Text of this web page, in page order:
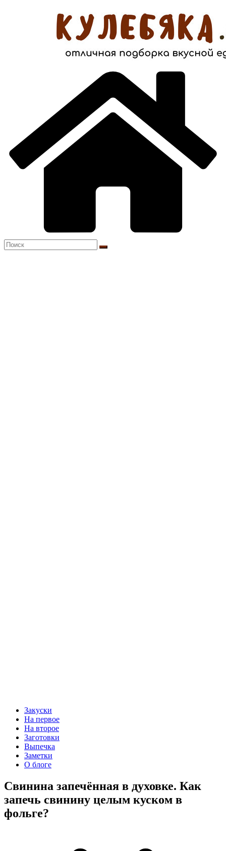
Закуски
На первое
На второе
Заготовки
Выпечка
Заметки
О блоге
Свинина запечённая в духовке. Как
запечь свинину целым куском в
фольге?